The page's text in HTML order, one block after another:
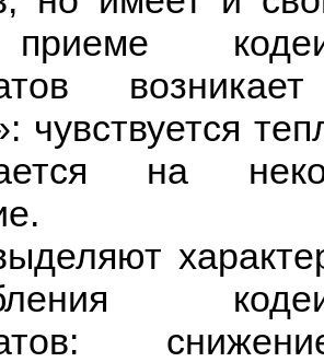
чувствуется
на